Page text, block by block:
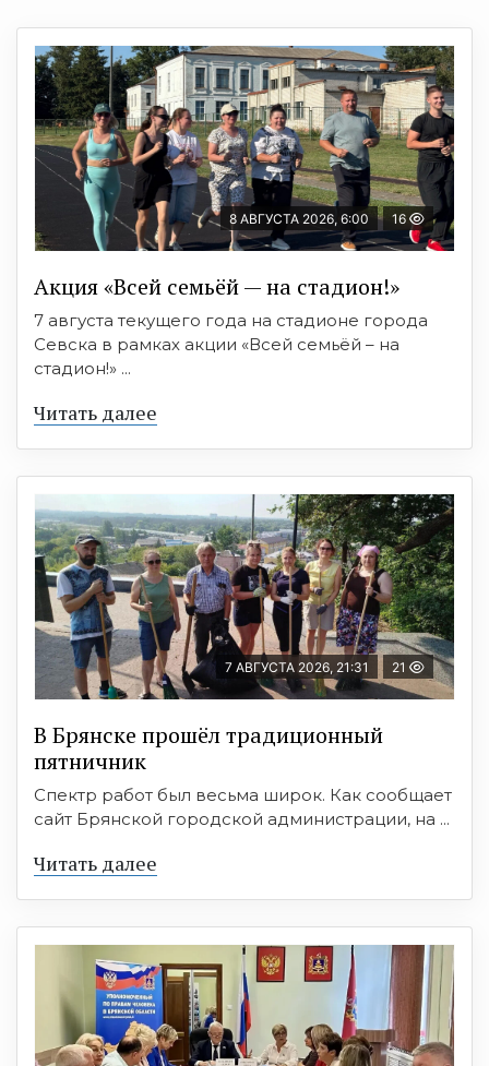
8 АВГУСТА 2026, 6:00 16
Акция «Всей семьёй — на стадион!»
7 августа текущего года на стадионе города
Севска в рамках акции «Всей семьёй – на
стадион!» ...
Читать далее
7 АВГУСТА 2026, 21:31 21
В Брянске прошёл традиционный
пятничник
Спектр работ был весьма широк. Как сообщает
сайт Брянской городской администрации, на ...
Читать далее